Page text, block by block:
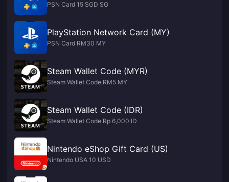
PSN Card 15 SGD SG
PlayStation Network Card (MY)
PSN Card RM30 MY
Steam Wallet Code (MYR)
Steam Wallet Code RM5 MY
Steam Wallet Code (IDR)
Steam Wallet Code Rp 6,000 ID
Nintendo eShop Gift Card (US)
Nintendo USA 10 USD